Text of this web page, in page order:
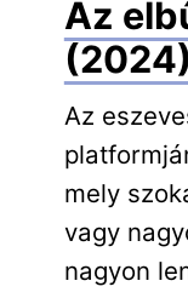
Az
(2024)
Az
mely
vagy
nagyon